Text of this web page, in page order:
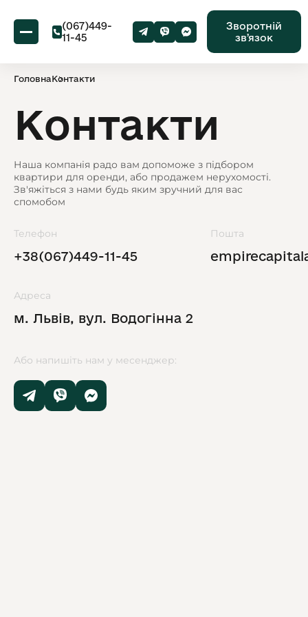
(067)449-
11-45
Зворотній
звʼязок
ГоловнаКонтакти
Контакти
Наша компанія радо вам допоможе з підбором
квартири для оренди, або продажем нерухомості.
Зв'яжіться з нами будь яким зручний для вас
спомобом
Телефон
+38(067)449-11-45
Пошта
Адреса
м. Львів, вул. Водогінна 2
Або напишіть нам у месенджер: